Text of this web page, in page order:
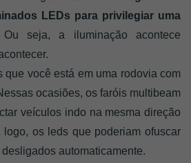
LEDs para privilegiar uma
seja, a iluminação acontece
que você está em uma rodovia com
ocasiões, os faróis multibeam
veículos indo na mesma direção
os leds que poderiam ofuscar
automaticamente.